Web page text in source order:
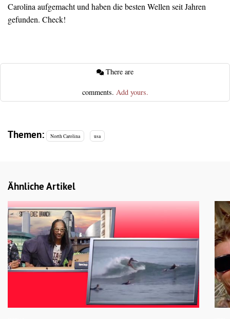
Carolina aufgemacht und haben die besten Wellen seit Jahren
gefunden. Check!
comments. Add yours.
Themen: North Carolina usa
Ähnliche Artikel